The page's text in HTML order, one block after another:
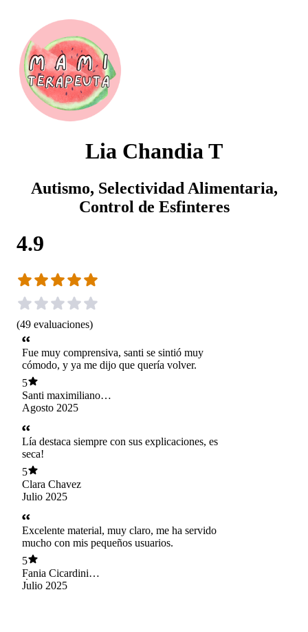
Lia Chandia T
Autismo, Selectividad Alimentaria,
Control de Esfinteres
4.9
(49 evaluaciones)
Fue muy comprensiva, santi se sintió muy
cómodo, y ya me dijo que quería volver.
5
Santi maximiliano
castillo gomez.
Agosto 2025
Lía destaca siempre con sus explicaciones, es
seca!
5
Clara Chavez
Julio 2025
Excelente material, muy claro, me ha servido
mucho con mis pequeños usuarios.
5
Fania Cicardini
Órdenes
Julio 2025